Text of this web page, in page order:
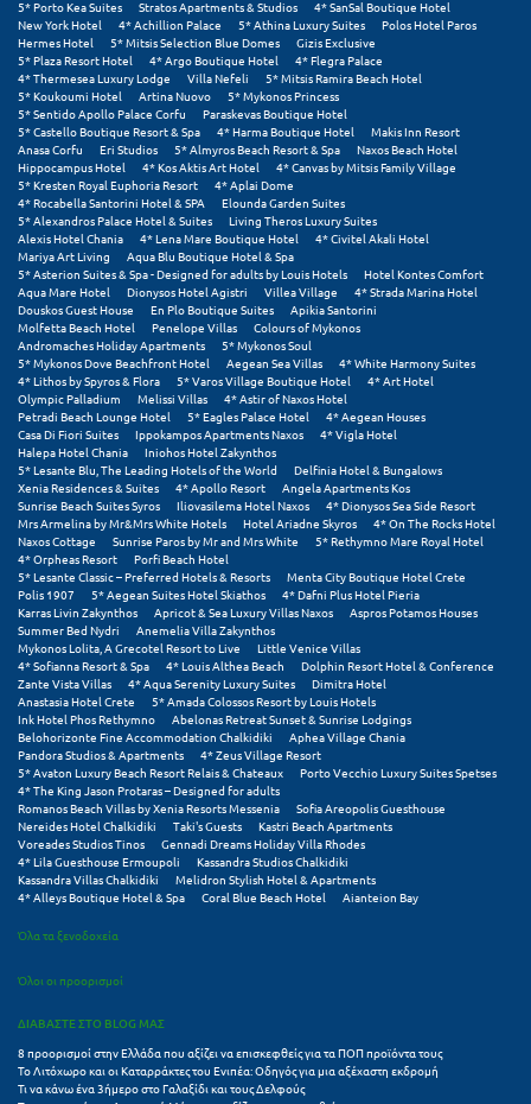
Ξ
Ξυλόκαστρο
Ο
Ορεινή Αρκαδία
Ορεινή Ναυπακτία
Π
Πάλαιρος
Παξοί
Παραλία Κατερίνης
Παραλία Λιτοχώρου
Παράλιο Άστρος
Πάργα
Παρνασσός
Πάρος
Πάτμος
Πάτρα
Παύλιανη
Πειραιάς
Πελοπόννησος
Πήλιο
Πιερία
Πλαταμώνας
Πλύτρα Λακωνίας
5* Porto Kea Suites
Stratos Apartments & Studios
4* SanSal Boutique Hotel
New York Hotel
4* Achillion Palace 5* Athina Luxury Suites
Polos Hotel Paros
Hermes Hotel
5* Mitsis Selection Blue Domes
Gizis Exclusive
5* Plaza Resort Hotel
4* Argo Boutique Hotel
4* Flegra Palace
4* Thermesea Luxury Lodge
Villa Nefeli
5* Mitsis Ramira Beach Hotel
5* Koukoumi Hotel
Artina Nuovo
5* Mykonos Princess
5* Sentido Apollo Palace Corfu
Paraskevas Boutique Hotel
5* Castello Boutique Resort & Spa
4* Harma Boutique Hotel
Makis Inn Resort
Anasa Corfu
Eri Studios 5* Almyros Beach Resort & Spa
Naxos Beach Hotel
Hippocampus Hotel
4* Kos Aktis Art Hotel
4* Canvas by Mitsis Family Village
5* Kresten Royal Euphoria Resort
4* Aplai Dome
4* Rocabella Santorini Hotel & SPA
Elounda Garden Suites
5* Alexandros Palace Hotel & Suites
Living Theros Luxury Suites
Alexis Hotel Chania
4* Lena Mare Boutique Hotel
4* Civitel Akali Hotel
Mariya Art Living
Aqua Blu Boutique Hotel & Spa
5* Asterion Suites & Spa - Designed for adults by Louis Hotels
Hotel Kontes Comfort
Aqua Mare Hotel
Dionysos Hotel Agistri Villea Village
4* Strada Marina Hotel
Douskos Guest House
En Plo Boutique Suites
Apikia Santorini
Molfetta Beach Hotel
Penelope Villas
Colours of Mykonos
Andromaches Holiday Apartments
5* Mykonos Soul
5* Mykonos Dove Beachfront Hotel
Aegean Sea Villas
4* White Harmony Suites
4* Lithos by Spyros & Flora
5* Varos Village Boutique Hotel
4* Art Hotel
Olympic Palladium
Melissi Villas
4* Astir of Naxos Hotel
Petradi Beach Lounge Hotel
5* Eagles Palace Hotel
4* Aegean Houses
Casa Di Fiori Suites
Ippokampos Apartments Naxos
4* Vigla Hotel
Halepa Hotel Chania
Iniohos Hotel Zakynthos
5* Lesante Blu, The Leading Hotels of the World
Delfinia Hotel & Bungalows
Xenia Residences & Suites
4* Apollo Resort
Angela Apartments Kos
Sunrise Beach Suites Syros
Iliovasilema Hotel Naxos
4* Dionysos Sea Side Resort
Mrs Armelina by Mr&Mrs White Hotels
Hotel Ariadne Skyros
4* On The Rocks Hotel
Naxos Cottage
Sunrise Paros by Mr and Mrs White
5* Rethymno Mare Royal Hotel
4* Orpheas Resort
Porfi Beach Hotel
5* Lesante Classic – Preferred Hotels & Resorts
Menta City Boutique Hotel Crete
Polis 1907
5* Aegean Suites Hotel Skiathos
4* Dafni Plus Hotel Pieria
Karras Livin Zakynthos
Apricot & Sea Luxury Villas Naxos
Aspros Potamos Houses
Summer Bed Nydri
Anemelia Villa Zakynthos
Mykonos Lolita, A Grecotel Resort to Live
Little Venice Villas
4* Sofianna Resort & Spa
4* Louis Althea Beach
Dolphin Resort Hotel & Conference
Zante Vista Villas
4* Aqua Serenity Luxury Suites
Dimitra Hotel
Anastasia Hotel Crete
5* Amada Colossos Resort by Louis Hotels
Ink Hotel Phos Rethymno
Abelonas Retreat Sunset & Sunrise Lodgings
Belohorizonte Fine Accommodation Chalkidiki
Aphea Village Chania
Pandora Studios & Apartments
4* Zeus Village Resort
5* Avaton Luxury Beach Resort Relais & Chateaux
Porto Vecchio Luxury Suites Spetses
4* The King Jason Protaras – Designed for adults
Romanos Beach Villas by Xenia Resorts Messenia
Sofia Areopolis Guesthouse
Nereides Hotel Chalkidiki
Taki's Guests
Kastri Beach Apartments
Voreades Studios Tinos
Gennadi Dreams Holiday Villa Rhodes
4* Lila Guesthouse Ermoupoli
Kassandra Studios Chalkidiki
Kassandra Villas Chalkidiki
Melidron Stylish Hotel & Apartments
4* Alleys Boutique Hotel & Spa
Coral Blue Beach Hotel Aianteion Bay
Όλα τα ξενοδοχεία
Όλοι οι προορισμοί
ΔΙΑΒΑΣΤΕ ΣΤΟ BLOG ΜΑΣ
8 προορισμοί στην Ελλάδα που αξίζει να επισκεφθείς για τα ΠΟΠ προϊόντα τους
Το Λιτόχωρο και οι Καταρράκτες του Ενιπέα: Οδηγός για μια αξέχαστη εκδρομή
Τι να κάνω ένα 3ήμερο στο Γαλαξίδι και τους Δελφούς